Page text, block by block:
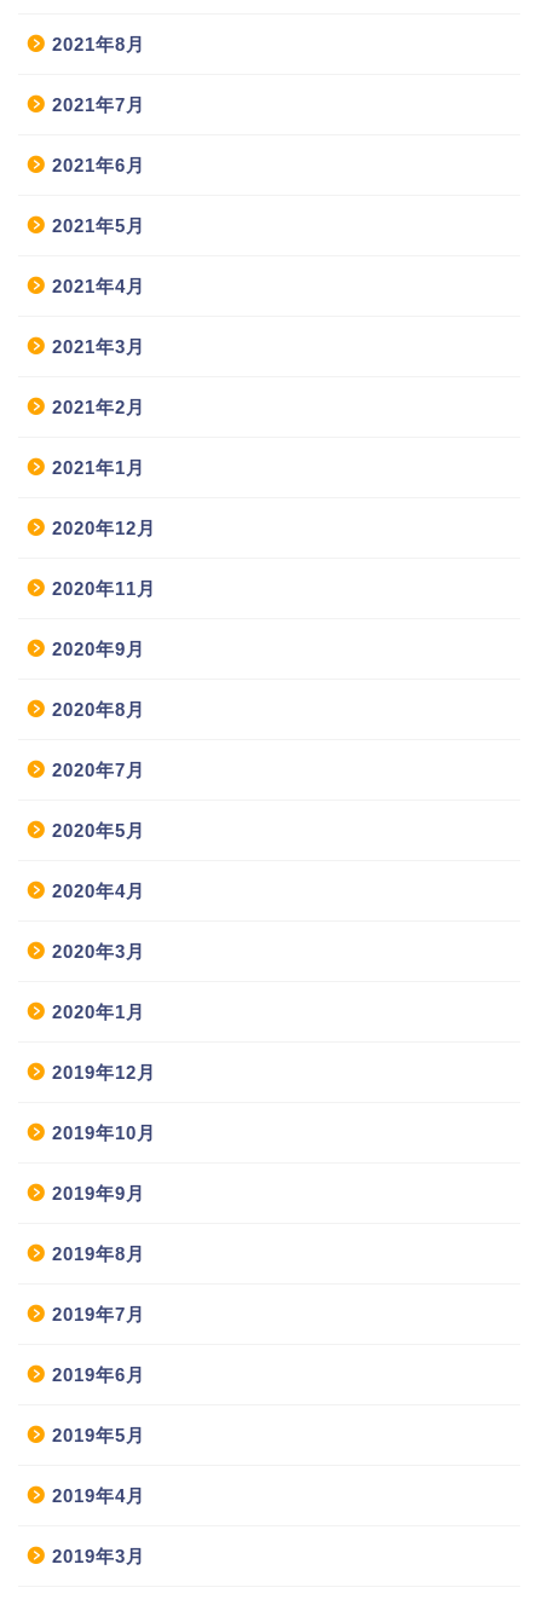
2021年8月
2021年7月
2021年6月
2021年5月
2021年4月
2021年3月
2021年2月
2021年1月
2020年12月
2020年11月
2020年9月
2020年8月
2020年7月
2020年5月
2020年4月
2020年3月
2020年1月
2019年12月
2019年10月
2019年9月
2019年8月
2019年7月
2019年6月
2019年5月
2019年4月
2019年3月